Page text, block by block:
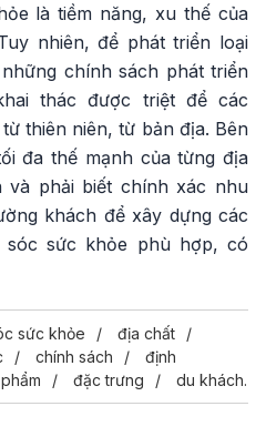
là tiềm năng, xu thế của
nhiên, để phát triển loại
chính sách phát triển
thác được triệt để các
thiên niên, từ bản địa. Bên
đa thế mạnh của từng địa
và phải biết chính xác nhu
khách để xây dựng các
sóc sức khỏe phù hợp, có
sức khỏe
địa chất
chính sách
định
đặc trưng du khách.